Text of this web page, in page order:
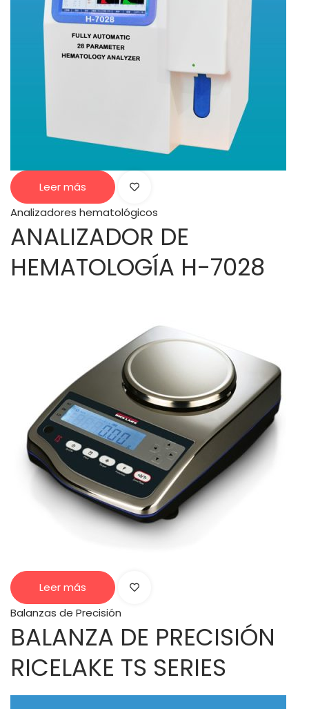
Leer más
Analizadores hematológicos
ANALIZADOR DE
HEMATOLOGÍA H-7028
Leer más
Balanzas de Precisión
BALANZA DE PRECISIÓN
RICELAKE TS SERIES